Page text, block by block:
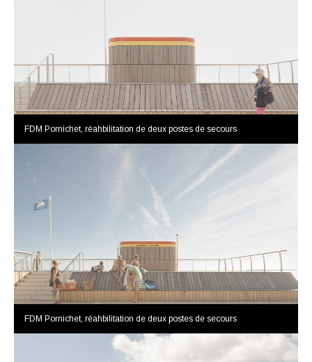
FDM Pornichet, réahbilitation de deux postes de secours
FDM Pornichet, réahbilitation de deux postes de secours